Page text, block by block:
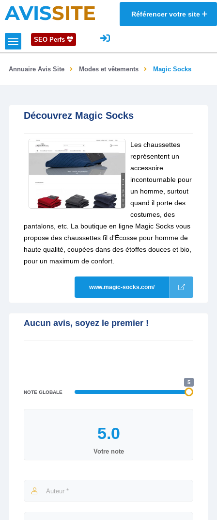
AVISSITE Référencer votre site
SEO Perfs
Annuaire Avis Site Modes et vêtements Magic Socks
Découvrez Magic Socks
Les chaussettes
représentent un
accessoire
incontournable pour
un homme, surtout
quand il porte des
costumes, des
pantalons, etc. La boutique en ligne Magic Socks vous
propose des chaussettes fil d'Écosse pour homme de
haute qualité, coupées dans des étoffes douces et bio,
pour un maximum de confort.
www.magic-socks.com/
Aucun avis, soyez le premier !
NOTE GLOBALE
5
Votre note